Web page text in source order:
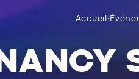
Accueil •
NANCY